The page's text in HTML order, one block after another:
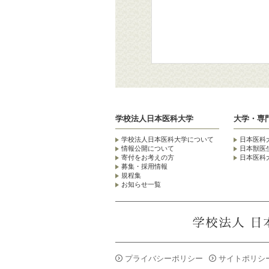
学校法人日本医科大学
学校法人日本医科大学について
情報公開について
寄付をお考えの方
募集・採用情報
規程集
お知らせ一覧
大学・専
日本医科
日本獣医
日本医科
プライバシーポリシー サイトポリシ